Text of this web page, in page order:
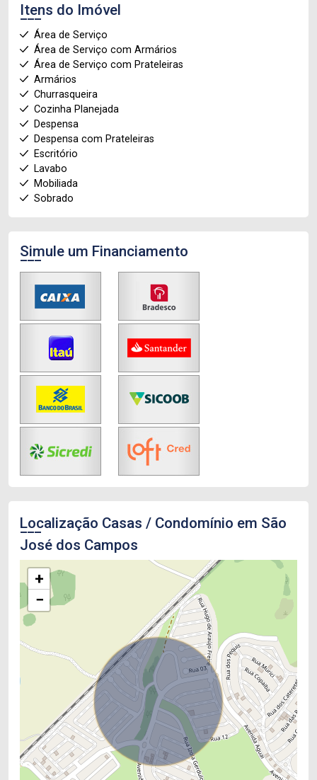
Itens do Imóvel
Área de Serviço
Área de Serviço com Armários
Área de Serviço com Prateleiras
Armários
Churrasqueira
Cozinha Planejada
Despensa
Despensa com Prateleiras
Escritório
Lavabo
Mobiliada
Sobrado
Simule um Financiamento
Localização Casas / Condomínio em São
José dos Campos
+
−